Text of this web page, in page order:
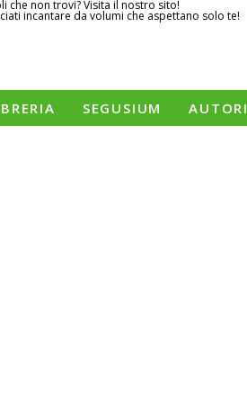
che non trovi? Visita il nostro sito!
incantare da volumi che aspettano solo te!
SEGUSIUM AUTORI